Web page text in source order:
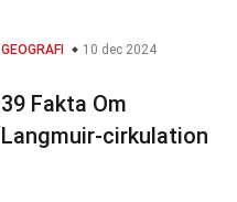
GEOGRAFI 10 dec 2024
39 Fakta Om
Langmuir-cirkulation